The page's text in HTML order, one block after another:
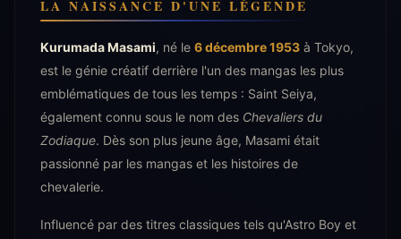
LA NAISSANCE D'UNE LÉGENDE
Kurumada Masami, né le 6 décembre 1953 à Tokyo,
est le génie créatif derrière l'un des mangas les plus
emblématiques de tous les temps : Saint Seiya,
également connu sous le nom des Chevaliers du
Zodiaque. Dès son plus jeune âge, Masami était
passionné par les mangas et les histoires de
chevalerie.
Influencé par des titres classiques tels qu'Astro Boy et